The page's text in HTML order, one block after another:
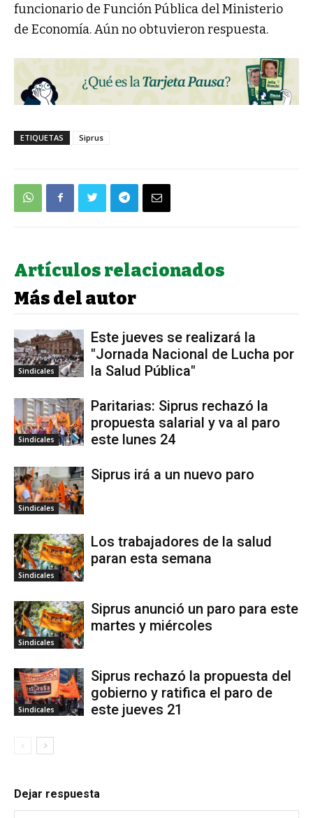
funcionario de Función Pública del Ministerio
de Economía. Aún no obtuvieron respuesta.
ETIQUETAS Siprus
Artículos relacionados
Más del autor
Sindicales
Este jueves se realizará la
"Jornada Nacional de Lucha por
la Salud Pública"
Sindicales
Paritarias: Siprus rechazó la
propuesta salarial y va al paro
este lunes 24
Sindicales
Siprus irá a un nuevo paro
Sindicales
Los trabajadores de la salud
paran esta semana
Sindicales
Siprus anunció un paro para este
martes y miércoles
Sindicales
Siprus rechazó la propuesta del
gobierno y ratifica el paro de
este jueves 21
Dejar respuesta